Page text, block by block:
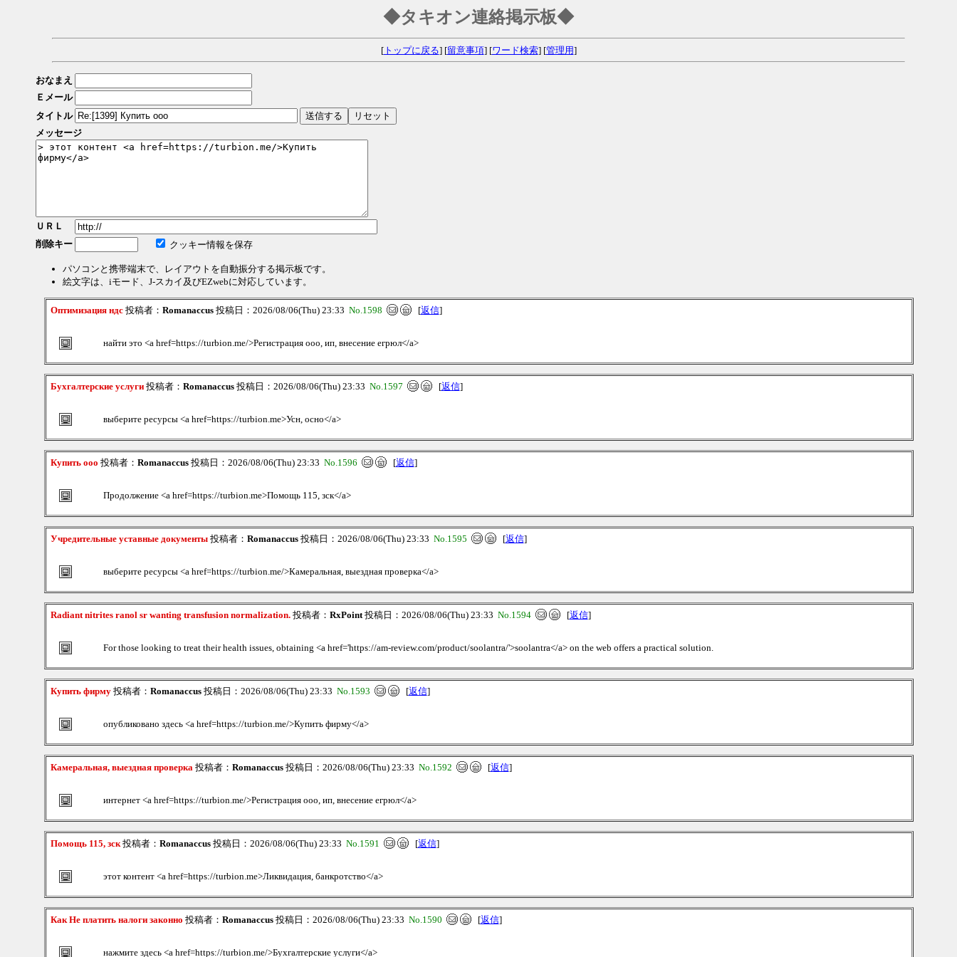
◆タキオン連絡掲示板◆
[トップに戻る] [留意事項] [ワード検索] [管理用]
おなまえ
Ｅメール
タイトル
メッセージ
ＵＲＬ
削除キー
クッキー情報を保存
パソコンと携帯端末で、レイアウトを自動振分する掲示板です。
絵文字は、iモード、J-スカイ及びEZwebに対応しています。
Оптимизация ндс投稿者： Romanaccus投稿日：2026/08/06(Thu) 23:33 No.1598 [返信]
найти это <a href=https://turbion.me/>Регистрация ооо, ип, внесение егрюл</a>
Бухгалтерские услуги投稿者： Romanaccus投稿日：2026/08/06(Thu) 23:33 No.1597 [返信]
выберите ресурсы <a href=https://turbion.me>Усн, осно</a>
Купить ооо 投稿者： Romanaccus投稿日：2026/08/06(Thu) 23:33 No.1596 [返信]
Продолжение <a href=https://turbion.me>Помощь 115, зск</a>
Учредительные уставные документы投稿者： Romanaccus投稿日：2026/08/06(Thu) 23:33 No.1595 [返信]
выберите ресурсы <a href=https://turbion.me/>Камеральная, выездная проверка</a>
Radiant nitrites ranol sr wanting transfusion normalization. 投稿者： RxPoint投稿日：2026/08/06(Thu) 23:33 No.1594 [返信]
For those looking to treat their health issues, obtaining <a href='https://am-review.com/product/soolantra/'>soolantra</a> on the web offers a practical solution.
Купить фирму投稿者： Romanaccus投稿日：2026/08/06(Thu) 23:33 No.1593 [返信]
опубликовано здесь <a href=https://turbion.me/>Купить фирму</a>
Камеральная, выездная проверка投稿者： Romanaccus投稿日：2026/08/06(Thu) 23:33 No.1592 [返信]
интернет <a href=https://turbion.me/>Регистрация ооо, ип, внесение егрюл</a>
Помощь 115, зск投稿者： Romanaccus投稿日：2026/08/06(Thu) 23:33 No.1591 [返信]
этот контент <a href=https://turbion.me>Ликвидация, банкротство</a>
Как Не платить налоги законно 投稿者： Romanaccus投稿日：2026/08/06(Thu) 23:33 No.1590 [返信]
нажмите здесь <a href=https://turbion.me/>Бухгалтерские услуги</a>